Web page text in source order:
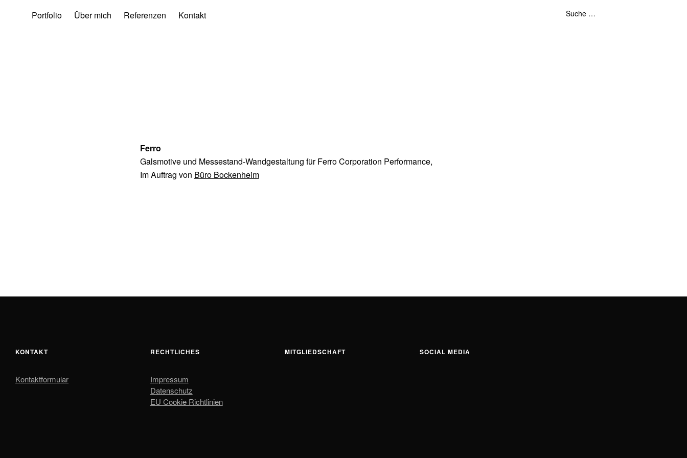
Portfolio Über mich Referenzen Kontakt
Ferro
Galsmotive und Messestand-Wandgestaltung für Ferro Corporation Performance,
Im Auftrag von Büro Bockenheim
KONTAKT
Kontaktformular
RECHTLICHES
Impressum
Datenschutz
EU Cookie Richtlinien
MITGLIEDSCHAFT SOCIAL MEDIA